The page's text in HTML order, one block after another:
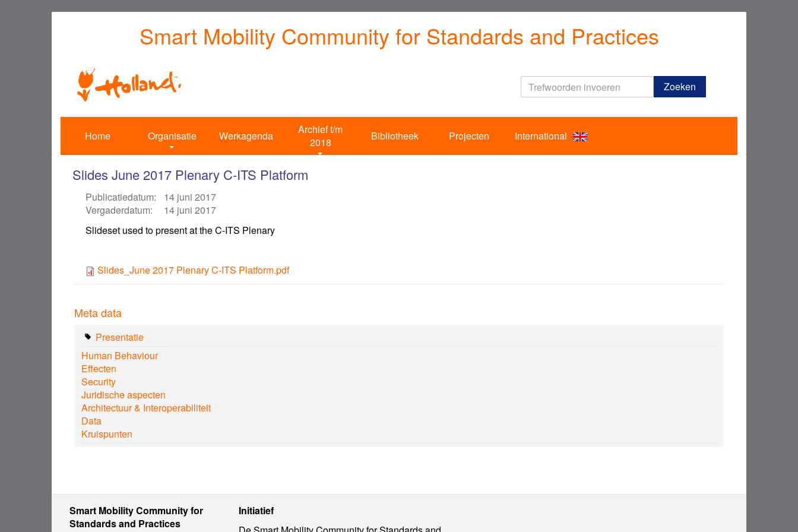
Smart Mobility Community for Standards and Practices
Trefwoorden
invoeren
Zoeken
Home Organisatie Werkagenda
Archief t/m
2018
Bibliotheek Projecten International
Slides June 2017 Plenary C-ITS Platform
Publicatiedatum:
14 juni 2017
Vergaderdatum:
14 juni 2017
Slideset used to present at the C-ITS Plenary
Slides_June 2017 Plenary C-ITS Platform.pdf
Meta data
Presentatie
Human Behaviour
Effecten
Security
Juridische aspecten
Architectuur & Interoperabiliteit
Data
Kruispunten
Smart Mobility Community for
Standards and Practices
Initiatief